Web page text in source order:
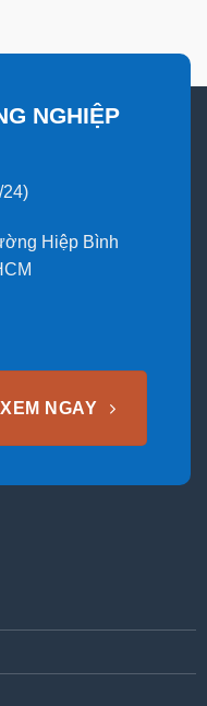
NGHIỆP
24)
Hiệp Bình
XEM NGAY